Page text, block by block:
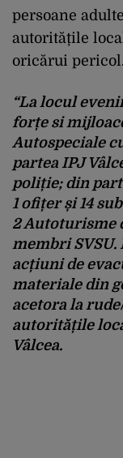
persoane
autoritățile
oricărui
“La locul
forțe si
Autospeciale
partea IPJ
poliție; din
1 ofițer și 14
2 Autoturisme
membri SVSU.
acțiuni de
materiale din
acetora la
autoritățile
Vâlcea.